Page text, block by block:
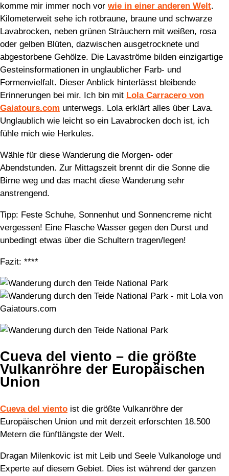
komme mir immer noch vor wie in einer anderen Welt.
Kilometerweit sehe ich rotbraune, braune und schwarze
Lavabrocken, neben grünen Sträuchern mit weißen, rosa
oder gelben Blüten, dazwischen ausgetrocknete und
abgestorbene Gehölze. Die Lavaströme bilden einzigartige
Gesteinsformationen in unglaublicher Farb- und
Formenvielfalt. Dieser Anblick hinterlässt bleibende
Erinnerungen bei mir. Ich bin mit Lola Carracero von
Gaiatours.com unterwegs. Lola erklärt alles über Lava.
Unglaublich wie leicht so ein Lavabrocken doch ist, ich
fühle mich wie Herkules.
Wähle für diese Wanderung die Morgen- oder
Abendstunden. Zur Mittagszeit brennt dir die Sonne die
Birne weg und das macht diese Wanderung sehr
anstrengend.
Tipp: Feste Schuhe, Sonnenhut und Sonnencreme nicht
vergessen! Eine Flasche Wasser gegen den Durst und
unbedingt etwas über die Schultern tragen/legen!
Fazit: ****
Cueva del viento – die größte
Vulkanröhre der Europäischen
Union
Cueva del viento ist die größte Vulkanröhre der
Europäischen Union und mit derzeit erforschten 18.500
Metern die fünftlängste der Welt.
Dragan Milenkovic ist mit Leib und Seele Vulkanologe und
Experte auf diesem Gebiet. Dies ist während der ganzen